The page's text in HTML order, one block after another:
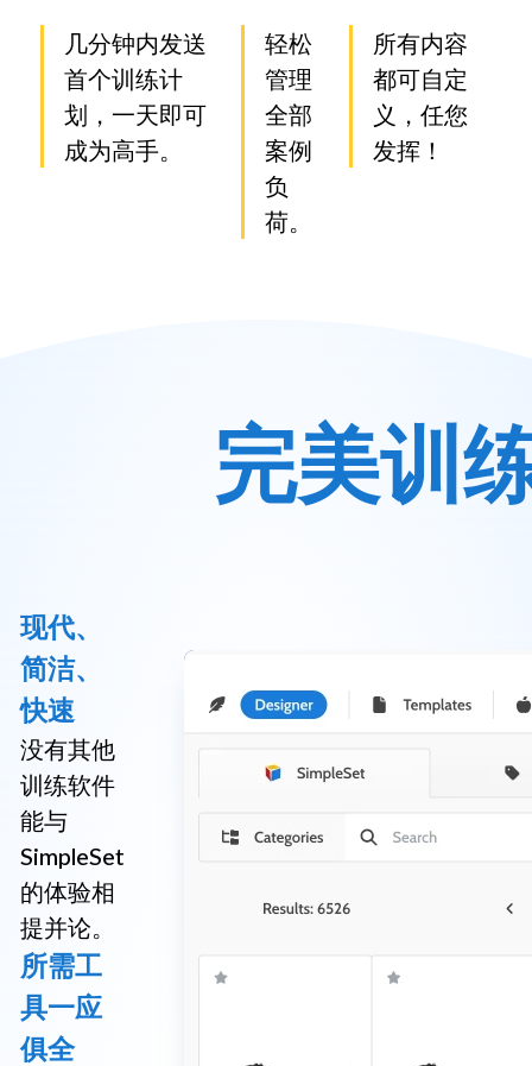
几分钟内发送
首个训练计
划，一天即可
成为高手。
轻松
管理
全部
案例
负
荷。
所有内容
都可自定
义，任您
发挥！
完美训
现代、
简洁、
快速
没有其他
训练软件
能与
SimpleSet
的体验相
提并论。
所需工
具一应
俱全